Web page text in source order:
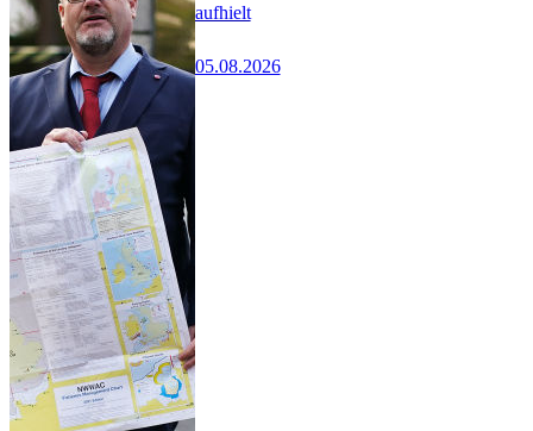
aufhielt
05.08.2026